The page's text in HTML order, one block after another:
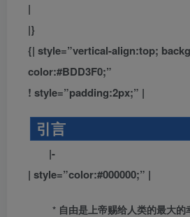
|
|}
{| style=”vertical-align:top;
color:#BDD3F0;”
! style=”padding:2px;” |
引言
|-
| style=”color:#000000;” |
* 自由是上帝赐给人类的最大